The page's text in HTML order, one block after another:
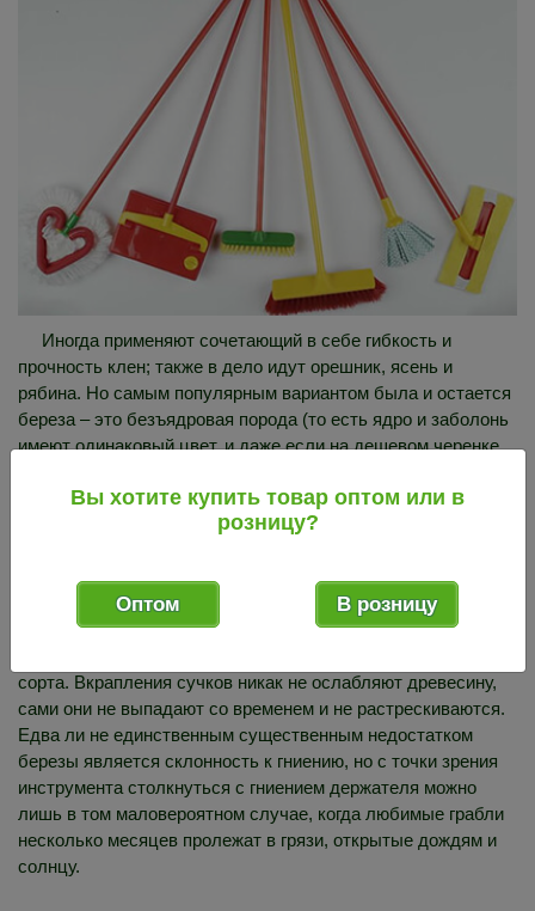
Иногда применяют сочетающий в себе гибкость и
прочность клен; также в дело идут орешник, ясень и
рябина. Но самым популярным вариантом была и остается
береза – это безъядровая порода (то есть ядро и заболонь
имеют одинаковый цвет, и даже если на дешевом черенке
спектра, оно никак не повлияет на прочность изделия).
Березовая древесина прекрасно поддается обработке,
показатели прочности, гибкости и твердости. Кроме того, на
качестве готовой продукции совершенно не сказываются
даже присутствующие местами сучки – они, к слову, могут
сорта. Вкрапления сучков никак не ослабляют древесину,
сами они не выпадают со временем и не растрескиваются.
Едва ли не единственным существенным недостатком
березы является склонность к гниению, но с точки зрения
инструмента столкнуться с гниением держателя можно
лишь в том маловероятном случае, когда любимые грабли
несколько месяцев пролежат в грязи, открытые дождям и
солнцу.
Вы хотите купить товар оптом или в
розницу?
Оптом В розницу